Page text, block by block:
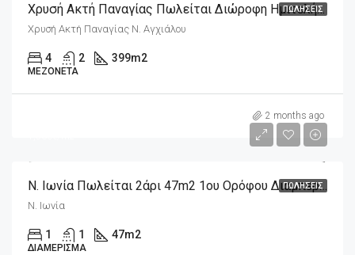
ΠΩΛΉΣΕΙΣ
Χρυσή Ακτή Παναγίας Πωλείται Διώροφη Ημιτελής Οικοδομή 399m2 Σε Οικόπεδο 334m2
Χρυσή Ακτή Παναγίας Ν. Αγχιάλου
4 2 399m2
ΜΕΖΟΝΈΤΑ
2 months ago
ΠΩΛΉΣΕΙΣΝ. Ιωνία Πωλείται 2άρι 47m2 1ου Ορόφου Διαμπερές
Ν. Ιωνία
1 1 47m2
ΔΙΑΜΈΡΙΣΜΑ